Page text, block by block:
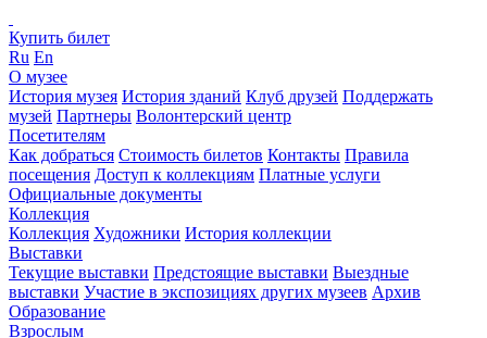
Купить билет
Ru En
О музее
История музея История зданий Клуб друзей Поддержать
музей Партнеры Волонтерский центр
Посетителям
Как добраться Стоимость билетов Контакты Правила
посещения Доступ к коллекциям Платные услуги
Официальные документы
Коллекция
Коллекция Художники История коллекции
Выставки
Текущие выставки Предстоящие выставки Выездные
выставки Участие в экспозициях других музеев Архив
Образование
Взрослым